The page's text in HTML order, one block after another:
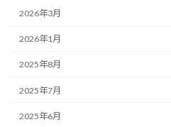
2026年3月
2026年1月
2025年8月
2025年7月
2025年6月